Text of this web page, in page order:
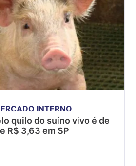
INTERNO
quilo do suíno vivo é de
R$ 3,63 em SP